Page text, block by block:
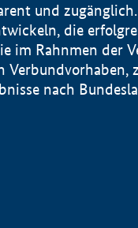
und
die
im Rahnmen der
nach